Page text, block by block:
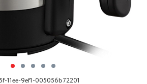
11ee-9ef1-005056b72201